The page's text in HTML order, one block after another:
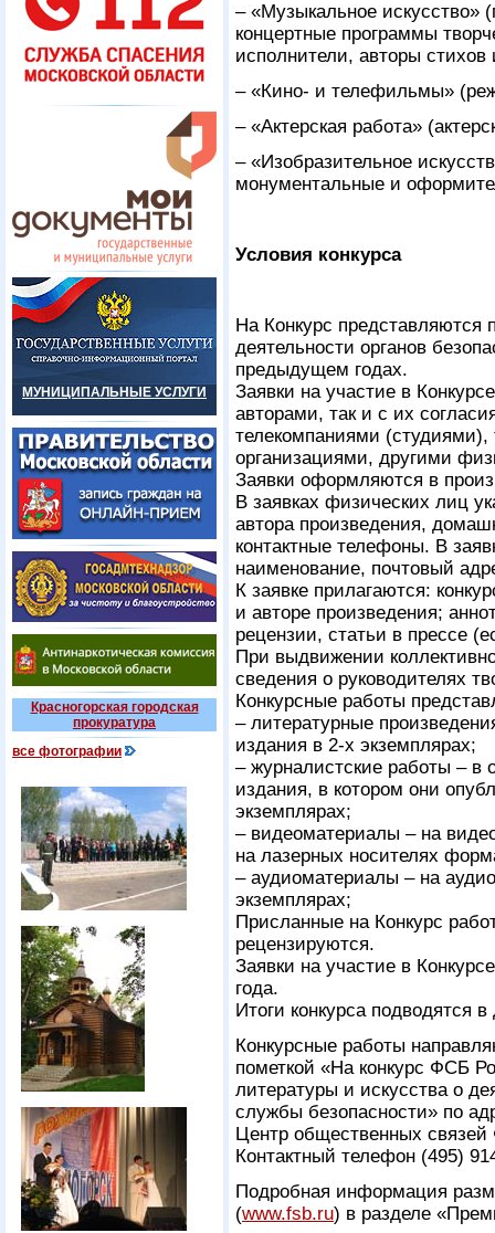
МУНИЦИПАЛЬНЫЕ УСЛУГИ
Красногорская городская
прокуратура
все фотографии
– «Музыкальное искусство»
концертные программы
исполнители, авторы
– «Кино- и телефильмы»
– «Актерская работа»
– «Изобразительное
монументальные и
Условия конкурса
На Конкурс представляются
деятельности органов
предыдущем годах.
Заявки на участие в
авторами, так и с их
телекомпаниями
организациями, другими
Заявки оформляются в
В заявках физических лиц
автора произведения,
контактные телефоны. В
наименование, почтовый
К заявке прилагаются:
и авторе произведения;
рецензии, статьи в прессе
При выдвижении
сведения о руководителях
Конкурсные работы
– литературные
издания в 2-х экземплярах;
– журналистские работы – в
издания, в котором они
экземплярах;
– видеоматериалы – на
на лазерных носителях
– аудиоматериалы – на
экземплярах;
Присланные на Конкурс
рецензируются.
Заявки на участие в
года.
Итоги конкурса подводятся
Конкурсные работы
пометкой «На конкурс ФСБ
литературы и искусства о
службы безопасности» по
Центр общественных
Контактный телефон (495)
Подробная информация
(www.fsb.ru) в разделе